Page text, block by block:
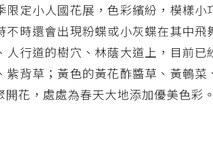
限定小人國花展，色彩繽紛，模樣
不時還會出現粉蝶或小灰蝶在其中
人行道的樹穴、林蔭大道上，目前
紫背草；黃色的黃花酢醬草、黃鵪
花，處處為春天大地添加優美色彩。